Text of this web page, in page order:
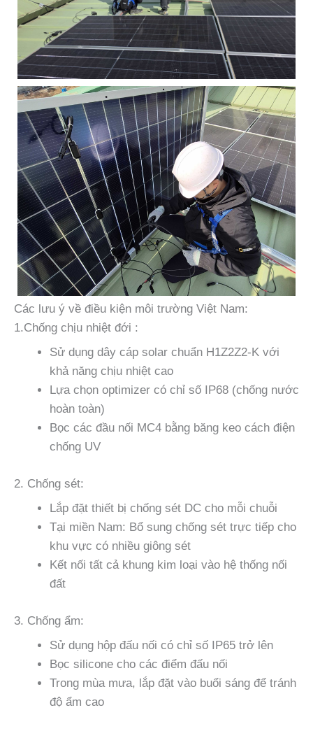
Các lưu ý về điều kiện môi trường Việt Nam:
1.Chống chịu nhiệt đới :
Sử dụng dây cáp solar chuẩn H1Z2Z2-K với
khả năng chịu nhiệt cao
Lựa chọn optimizer có chỉ số IP68 (chống nước
hoàn toàn)
Bọc các đầu nối MC4 bằng băng keo cách điện
chống UV
2. Chống sét:
Lắp đặt thiết bị chống sét DC cho mỗi chuỗi
Tại miền Nam: Bổ sung chống sét trực tiếp cho
khu vực có nhiều giông sét
Kết nối tất cả khung kim loại vào hệ thống nối
đất
3. Chống ẩm:
Sử dụng hộp đấu nối có chỉ số IP65 trở lên
Bọc silicone cho các điểm đấu nối
Trong mùa mưa, lắp đặt vào buổi sáng để tránh
độ ẩm cao